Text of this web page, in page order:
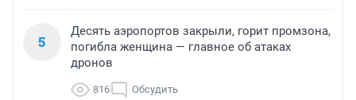
5
Десять аэропортов закрыли, горит промзона,
погибла женщина — главное об атаках
дронов
816 Обсудить